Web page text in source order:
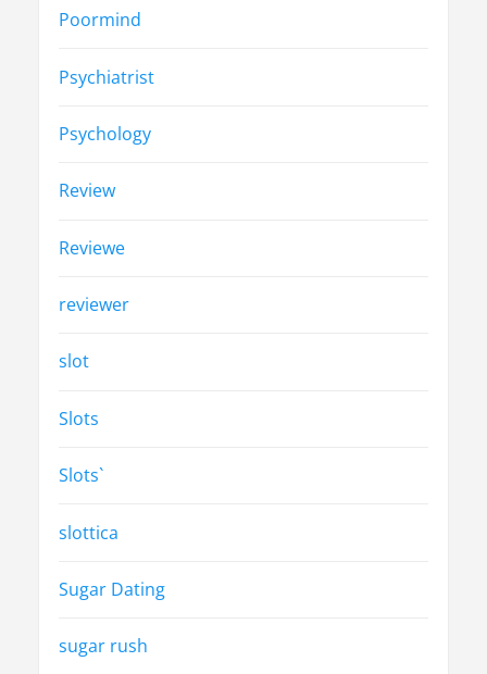
Poormind
Psychiatrist
Psychology
Review
Reviewe
reviewer
slot
Slots
Slots`
slottica
Sugar Dating
sugar rush